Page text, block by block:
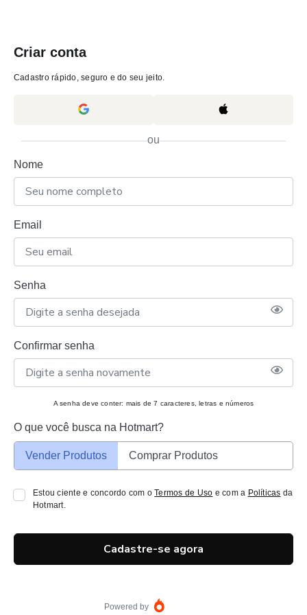
Criar conta
Cadastro rápido, seguro e do seu jeito.
ou
Nome
Email
Senha
Confirmar senha
A senha deve conter: mais de 7 caracteres, letras e números
O que você busca na Hotmart?
Vender Produtos Comprar Produtos
Estou ciente e concordo com oTermos de Uso e com a Políticas da
Hotmart.
Cadastre-se agora
Powered by